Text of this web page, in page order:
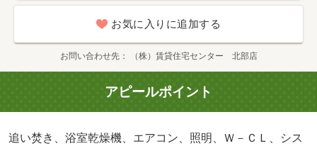
お気に入りに追加する
お問い合わせ先 （株）賃貸住宅センター 北部店
アピールポイント
追い焚き、浴室乾燥機、エアコン、照明、Ｗ－ＣＬ、シス